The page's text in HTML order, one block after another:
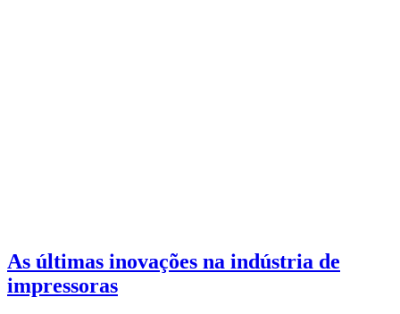
As últimas inovações na indústria de
impressoras